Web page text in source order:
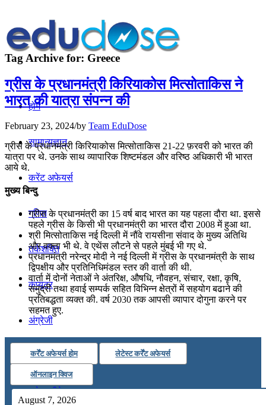
होम
सामान्यज्ञान
करेंट अफेयर्स
गणित
तर्कशक्ति
कंप्यूटर
अंग्रेजी
मॉक टेस्ट
टुडेज जीके
Tag Archive for: Greece
ग्रीस के प्रधानमंत्री किरियाकोस मित्‍सोताकिस ने
भारत की यात्रा संपन्न की
February 23, 2024/by Team EduDose
ग्रीस के प्रधानमंत्री किरियाकोस मित्‍सोताकिस 21-22 फ़रवरी को भारत की
यात्रा पर थे. उनके साथ व्यापारिक शिष्टमंडल और वरिष्ठ अधिकारी भी भारत
आये थे.
मुख्य बिन्दु
ग्रीस के प्रधानमंत्री का 15 वर्ष बाद भारत का यह पहला दौरा था. इससे
पहले ग्रीस के किसी भी प्रधानमंत्री का भारत दौरा 2008 में हुआ था.
श्री मित्‍सोताकिस नई दिल्‍ली में नौंवे रायसीना संवाद के मुख्‍य अतिथि
और वक्ता भी थे. वे एथेंस लौटने से पहले मुंबई भी गए थे.
प्रधानमंत्री नरेन्‍द्र मोदी ने नई दिल्‍ली में ग्रीस के प्रधानमंत्री के साथ
द्विपक्षीय और प्रतिनिधिमंडल स्तर की वार्ता की थी.
वार्ता में दोनों नेताओं ने अंतरिक्ष, औषधि, नौवहन, संचार, रक्षा, कृषि,
समुद्री तथा हवाई सम्‍पर्क सहित विभिन्न क्षेत्रों में सहयोग बढाने की
प्रतिबद्धता व्‍यक्‍त की. वर्ष 2030 तक आपसी व्‍यापार दोगुना करने पर
सहमत हुए.
कर्रेंट अफेयर्स होम लेटेस्ट कर्रेंट अफेयर्स
ऑनलाइन क्विज
August 7, 2026